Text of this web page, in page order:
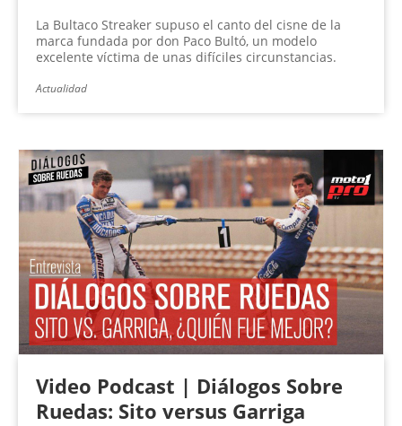
La Bultaco Streaker supuso el canto del cisne de la
marca fundada por don Paco Bultó, un modelo
excelente víctima de unas difíciles circunstancias.
Actualidad
Video Podcast | Diálogos Sobre
Ruedas: Sito versus Garriga